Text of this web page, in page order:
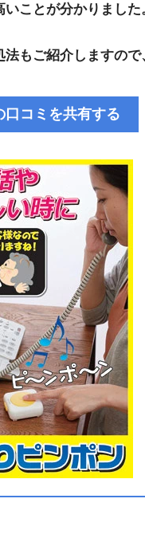
ことが分かりました
法もご紹介しますの
口コミを共有する